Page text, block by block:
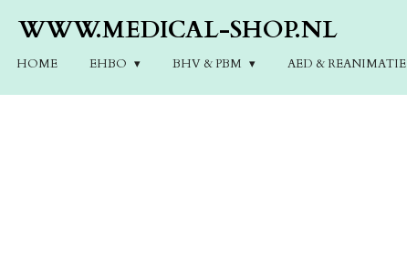
direct
de
WWW.MEDICAL-SHOP.NL
HOME EHBO BHV & PBM AED & REANIMATIE